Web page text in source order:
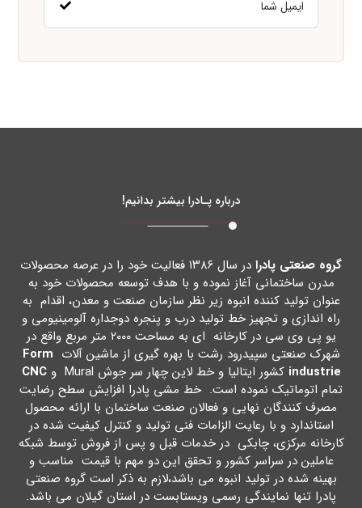
درباره پـادرا بیشتر بدانیم!
گروه صنعتی پادرا
در سال ۱۳۸۶ فعالیت خود را در عرصه محصولات
مدرن ساختمانی آغاز نموده و با هدف توسعه محصولات خود به
عنوان تولید کننده انبوه زیر نظر سازمان صنعت و معدن، اقدام به
راه اندازي و تجهیز خط تولید درب و پنجره دوجداره آلومینیومی و
یو پی وي سی در کارخانه اي به مساحت ۲۰۰۰ متر مربع واقع در
شهرك صنعتی سپیدرود رشت با بهره گیري از ماشین آلات Form
industrie کشور ایتالیا و خط لاین چهار سر جوش Mural و
CNC
تمام اتوماتیک نموده است. خط مشی پادرا افزایش سطح رضایت
مصرف کنندگان نهایی و فعالان صنعت ساختمان با ارائه محصول
استاندارد و با رعایت الزامات فنی تولید و کنترل کیفیت شده در
کارخانه مرکزي، چابکی در خدمات قبل و پس از فروش توسط شبکه
عاملین در سراسر کشور و تحقق این دو مهم با قیمت مناسب و
بهینه شده در تولید انبوه می باشد،لازم به ذکر است گروه صنعتی
پادرا تنها نمایندگی رسمی ویستابست در استان گیلان می باشد.